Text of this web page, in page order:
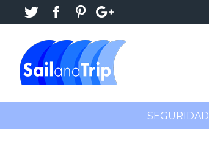
SEGURIDAD